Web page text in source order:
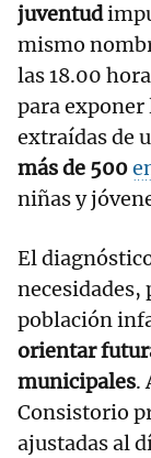
juventud
mismo
las 18.00
para
extraídas de
más de 500
niñas y
El
necesidades,
población
orientar
municipales.
Consistorio
ajustadas al